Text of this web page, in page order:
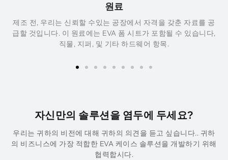
원료
제조 전, 우리는 신뢰할 수있는 공장에서 자격을 갖춘 자료를 공
급할 것입니다. 이 원료에는 EVA 폼 시트가 포함될 수 있습니다,
직물, 지퍼, 및 기타 하드웨어 항목.
자신만의 솔루션을 염두에 두세요?
우리는 귀하의 비전에 대해 귀하의 의견을 듣고 싶습니다.. 귀하
의 비즈니스에 가장 적합한 EVA 케이스 솔루션을 개발하기 위해
협력합시다.